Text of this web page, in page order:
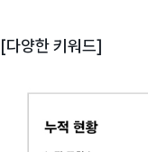
[다양한 키워드]